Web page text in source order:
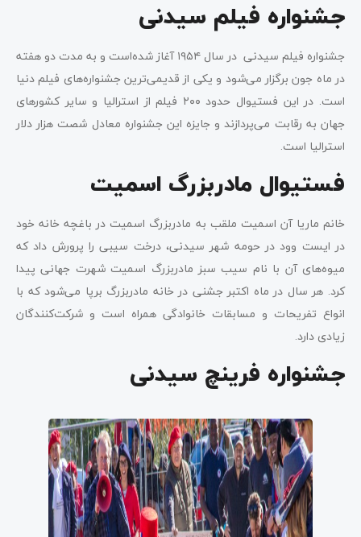
جشنواره فیلم سیدنی
جشنواره فیلم سیدنی در سال ۱۹۵۴ آغاز شده‌است و به مدت دو هفته
در ماه جون برگزار می‌شود و یکی از قدیمی‌ترین جشنواره‌های فیلم دنیا
است. در این فستیوال حدود ۲۰۰ فیلم از استرالیا و سایر کشورهای
جهان به رقابت می‌پردازند و جایزه این جشنواره معادل شصت هزار دلار
استرالیا است.
فستیوال مادربزرگ اسمیت
خانم ماریا آن اسمیت ملقب به مادربزرگ اسمیت در باغچه خانه خود
در ایست وود در حومه شهر سیدنی، درخت سیبی را پرورش داد که
میوه‌های آن با نام سیب سبز مادربزرگ اسمیت شهرت جهانی پیدا
کرد. هر سال در ماه اکتبر جشنی در خانه مادربزرگ برپا می‌شود که با
انواع تفریحات و مسابقات خانوادگی همراه است و شرکت‌کنندگان
زیادی دارد.
جشنواره فرینچ سیدنی